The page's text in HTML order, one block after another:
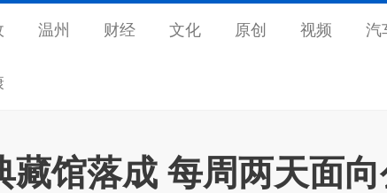
温州 财经 文化 原创 视频 汽
藏馆落成 每周两天面